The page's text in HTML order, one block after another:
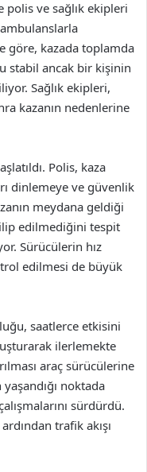
polis ve sağlık ekipleri
ambulanslarla
göre, kazada toplamda
stabil ancak bir kişinin
Sağlık ekipleri,
kazanın nedenlerine
Polis, kaza
dinlemeye ve güvenlik
meydana geldiği
edilmediğini tespit
Sürücülerin hız
edilmesi de büyük
saatlerce etkisini
ilerlemekte
araç sürücülerine
noktada
sürdürdü.
trafik akışı